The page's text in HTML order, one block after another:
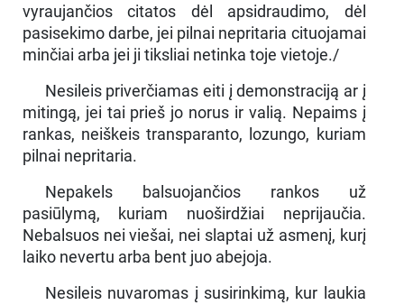
vyraujančios citatos dėl apsidraudimo, dėl
pasisekimo darbe, jei pilnai nepritaria cituojamai
minčiai arba jei ji tiksliai netinka toje vietoje./
Nesileis priverčiamas eiti į demonstraciją ar į
mitingą, jei tai prieš jo norus ir valią. Nepaims į
rankas, neiškeis transparanto, lozungo, kuriam
pilnai nepritaria.
Nepakels balsuojančios rankos už
pasiūlymą, kuriam nuoširdžiai neprijaučia.
Nebalsuos nei viešai, nei slaptai už asmenį, kurį
laiko nevertu arba bent juo abejoja.
Nesileis nuvaromas į susirinkimą, kur laukia